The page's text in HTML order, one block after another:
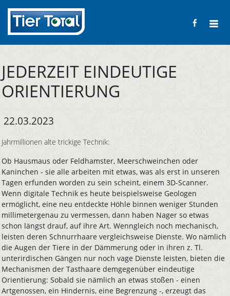
JEDERZEIT EINDEUTIGE
ORIENTIERUNG
22.03.2023
Jahrmillionen alte trickige Technik:
Ob Hausmaus oder Feldhamster, Meerschweinchen oder
Kaninchen - sie alle arbeiten mit etwas, was als erst in unseren
Tagen erfunden worden zu sein scheint, einem 3D-Scanner.
Wenn digitale Technik es heute beispielsweise Geologen
ermöglicht, eine neu entdeckte Höhle binnen weniger Stunden
millimetergenau zu vermessen, dann haben Nager so etwas
schon längst drauf, auf ihre Art. Wenngleich noch mechanisch,
leisten deren Schnurrhaare vergleichsweise Dienste. Wo nämlich
die Augen der Tiere in der Dämmerung oder in ihren z. Tl.
unterirdischen Gängen nur noch vage Dienste leisten, bieten die
Mechanismen der Tasthaare demgegenüber eindeutige
Orientierung: Sobald sie nämlich an etwas stoßen - einen
Artgenossen, ein Hindernis, eine Begrenzung -, erzeugt das